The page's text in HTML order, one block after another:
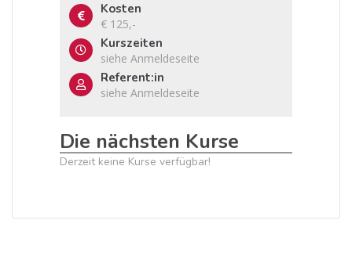
Kosten
€ 125,-
Kurszeiten
siehe Anmeldeseite
Referent:in
siehe Anmeldeseite
Die nächsten Kurse
Derzeit keine Kurse verfügbar!